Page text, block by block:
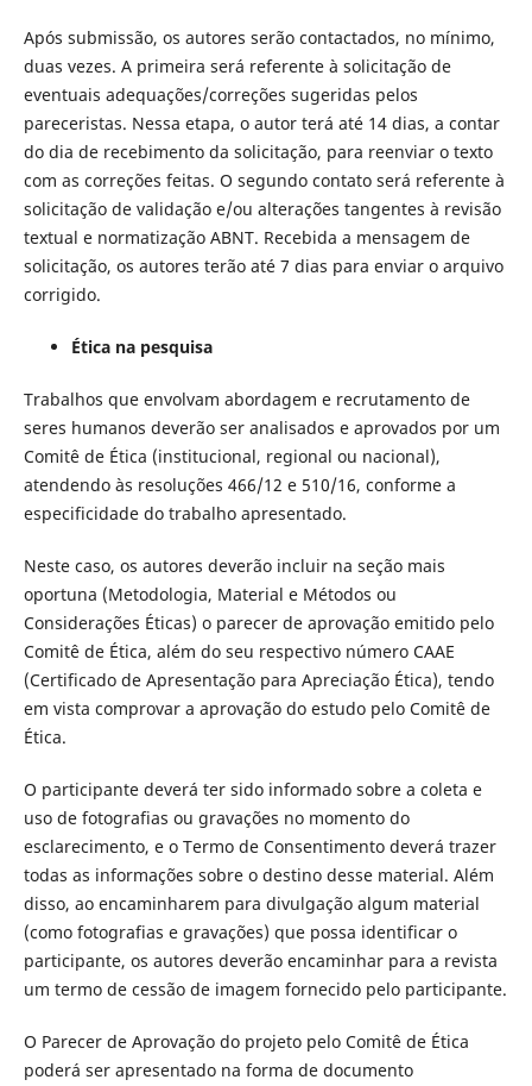
Após submissão, os autores serão contactados, no mínimo,
duas vezes. A primeira será referente à solicitação de
eventuais adequações/correções sugeridas pelos
pareceristas. Nessa etapa, o autor terá até 14 dias, a contar
do dia de recebimento da solicitação, para reenviar o texto
com as correções feitas. O segundo contato será referente à
solicitação de validação e/ou alterações tangentes à revisão
textual e normatização ABNT. Recebida a mensagem de
solicitação, os autores terão até 7 dias para enviar o arquivo
corrigido.
Ética na pesquisa
Trabalhos que envolvam abordagem e recrutamento de
seres humanos deverão ser analisados e aprovados por um
Comitê de Ética (institucional, regional ou nacional),
atendendo às resoluções 466/12 e 510/16, conforme a
especificidade do trabalho apresentado.
Neste caso, os autores deverão incluir na seção mais
oportuna (Metodologia, Material e Métodos ou
Considerações Éticas) o parecer de aprovação emitido pelo
Comitê de Ética, além do seu respectivo número CAAE
(Certificado de Apresentação para Apreciação Ética), tendo
em vista comprovar a aprovação do estudo pelo Comitê de
Ética.
O participante deverá ter sido informado sobre a coleta e
uso de fotografias ou gravações no momento do
esclarecimento, e o Termo de Consentimento deverá trazer
todas as informações sobre o destino desse material. Além
disso, ao encaminharem para divulgação algum material
(como fotografias e gravações) que possa identificar o
participante, os autores deverão encaminhar para a revista
um termo de cessão de imagem fornecido pelo participante.
O Parecer de Aprovação do projeto pelo Comitê de Ética
poderá ser apresentado na forma de documento